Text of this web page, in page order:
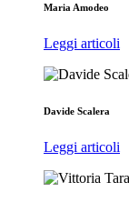
Maria Amodeo
Leggi articoli
Davide Scalera
Leggi articoli